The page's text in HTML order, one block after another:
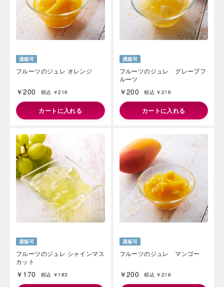
フルーツのジュレ オレンジ
￥200 税込 ￥216
カートに入れる
フルーツのジュレ グレープフ
ルーツ
￥200 税込 ￥216
カートに入れる
フルーツのジュレ シャインマス
カット
￥170 税込 ￥183
フルーツのジュレ マンゴー
￥200 税込 ￥216